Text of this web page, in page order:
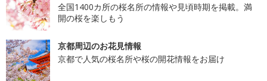
全国1400カ所の桜名所の情報や見頃時期を掲載。満
開の桜を楽しもう
京都周辺のお花見情報
京都で人気の桜名所や桜の開花情報をお届け